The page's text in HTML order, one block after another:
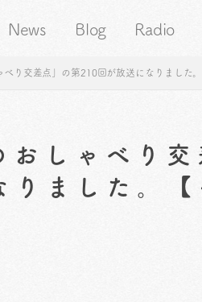
News Blog Radio
べり交差点」の第210回が放送になりました
おしゃべり交
ました。【